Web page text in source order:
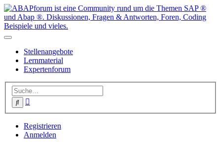
Stellenangebote
Lernmaterial
Expertenforum
Suche
Registrieren
Anmelden